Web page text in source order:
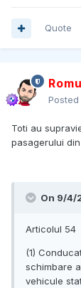
Quote
Posted
Toti au
pasagerului
On 9/4/
Articolul 54
(1)
schimbare
vehicule